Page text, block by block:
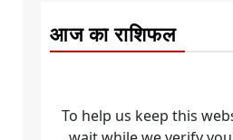
आज का राशिफल